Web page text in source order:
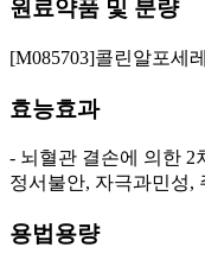
원료약품 및 분량
[M085703]콜린알포세
효능효과
- 뇌혈관 결손에 의한 2
정서불안, 자극과민성,
용법용량